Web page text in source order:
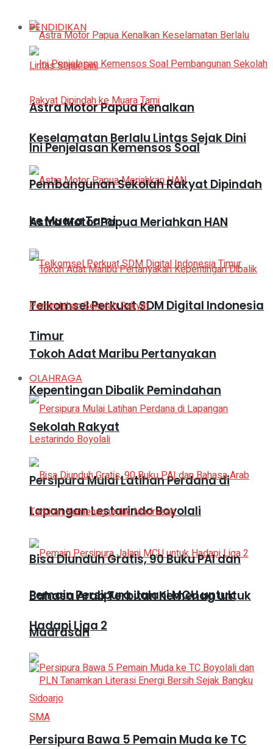
Astra Motor Papua Kenalkan
Keselamatan Berlalu Lintas Sejak Dini
Astra Motor Papua Meriahkan HAN
Telkomsel Perkuat SDM Digital Indonesia
Timur
OLAHRAGA
Persipura Mulai Latihan Perdana di
Lapangan Lestarindo Boyolali
Pemain Persipura Jalani MCU untuk
Hadapi Liga 2
Persipura Bawa 5 Pemain Muda ke TC
PENDIDIKAN
Ini Penjelasan Kemensos Soal
Pembangunan Sekolah Rakyat Dipindah
ke Muara Tami
Tokoh Adat Maribu Pertanyakan
Kepentingan Dibalik Pemindahan
Sekolah Rakyat
Bisa Diunduh Gratis, 90 Buku PAI dan
Bahasa Arab Terbitan Kemenag untuk
Madrasah